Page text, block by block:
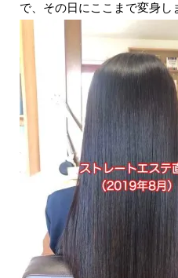
で、その日にここまで変身し